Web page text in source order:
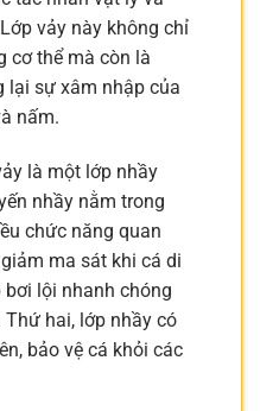
vảy này không chỉ
cơ thể mà còn là
lại sự xâm nhập của
nấm.
là một lớp nhầy
nhầy nằm trong
chức năng quan
ma sát khi cá di
lội nhanh chóng
hai, lớp nhầy có
bảo vệ cá khỏi các